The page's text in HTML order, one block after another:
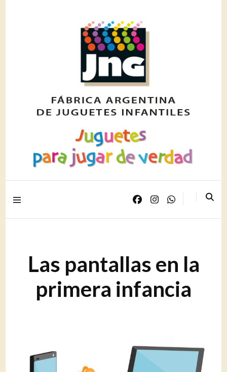
JNG PLAST
Juguetes para jugar de verdad
Las pantallas en la
primera infancia